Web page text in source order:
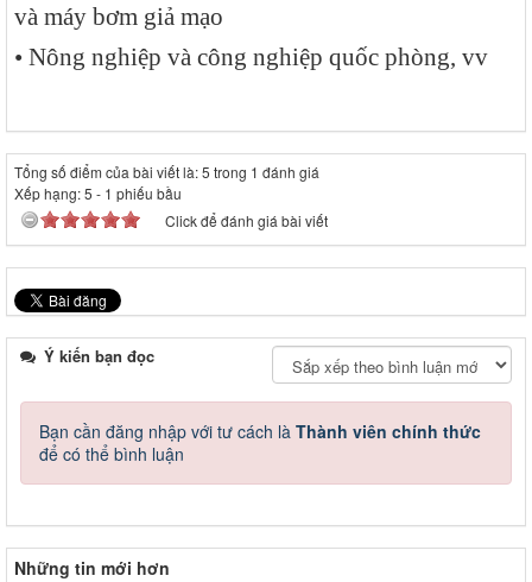
và máy bơm giả mạo
• Nông nghiệp và công nghiệp quốc phòng, vv
Tổng số điểm của bài viết là: 5 trong 1 đánh giá
Xếp hạng:5 - 1 phiếu bầu
Click để đánh giá bài viết
Ý kiến bạn đọc
Bạn cần đăng nhập với tư cách là Thành viên chính thức
để có thể bình luận
Những tin mới hơn